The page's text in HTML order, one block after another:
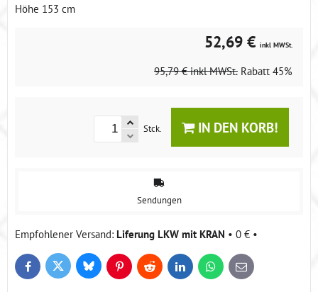
Höhe 153 cm
52,69 € inkl MWSt.
95,79 € inkl MWSt. Rabatt 45%
Stck. IN DEN KORB!
Sendungen
Liferung LKW mit KRAN • 0 € •
FacebookTwitter BlueskyPinterestReddit LinkedInWhatsApp
E-
mail